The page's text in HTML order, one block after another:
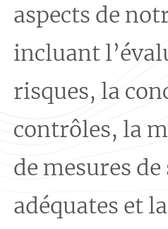
aspects de
incluant
risques, la
contrôles, la
de mesures
adéquates et